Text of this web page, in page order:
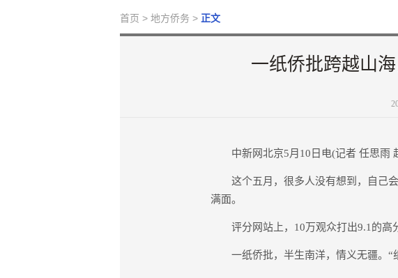
首页 > 地方侨务 > 正文
一纸侨批跨越山
中新网北京5月10日电(记者 任思雨
这个五月，很多人没有想到，自己会
满面。
评分网站上，10万观众打出9.1的高
一纸侨批，半生南洋，情义无疆。“